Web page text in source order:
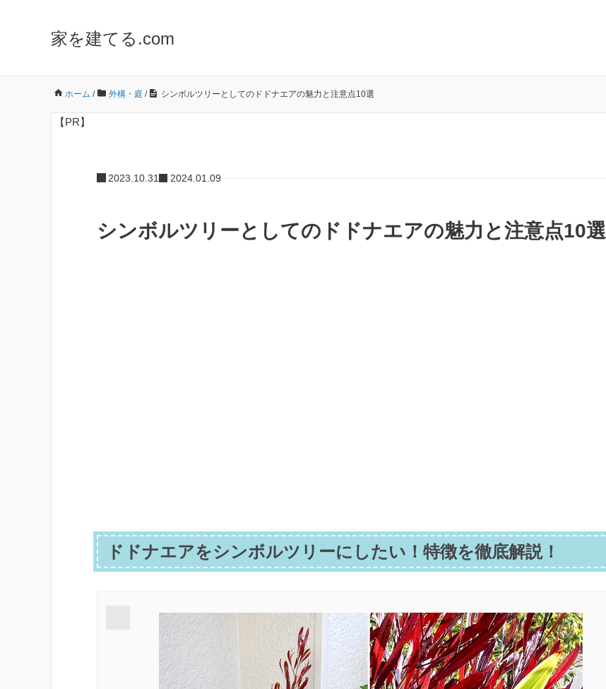
家を建てる.com
ホーム / 外構・庭 / シンボルツリーとしてのドドナエアの魅力と注意点10選
【PR】
2023.10.31 2024.01.09
シンボルツリーとしてのドドナエアの魅力と注意点10選
ドドナエアをシンボルツリーにしたい！特徴を徹底解説！